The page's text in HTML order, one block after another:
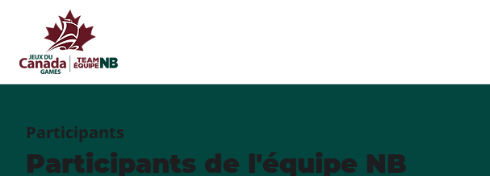
Participants
Participants de l'équipe NB